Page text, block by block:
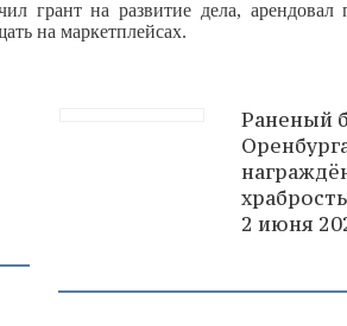
грант на развитие дела, арендовал
на маркетплейсах.
Раненый
2 июня